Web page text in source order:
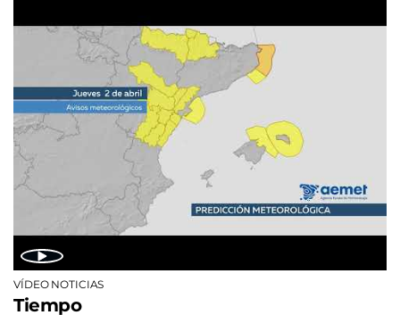
VÍDEO NOTICIAS
Tiempo